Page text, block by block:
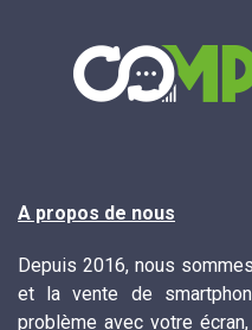
A propos de nous
Depuis 2016, nous
et la vente de
problème avec votre